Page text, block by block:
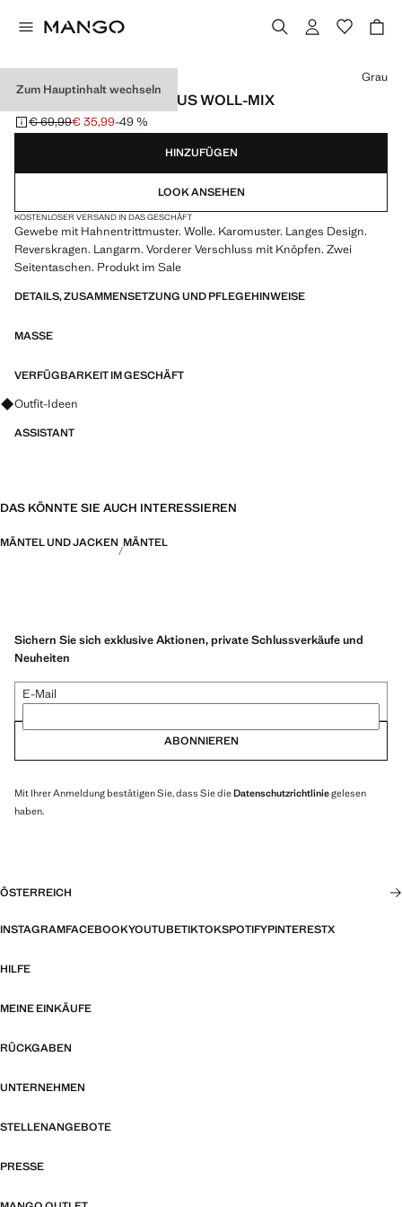
Zum Hauptinhalt wechseln
KARIERTER MANTEL AUS WOLL-MIX
Ausgangspreis durchgestrichen [€ 69,99 ]
€ 69,99
Aktueller Preis [€ 35,99 ]
€ 35,99-49 %
Wählen Sie eine Farbe
Grau
HINZUFÜGEN
LOOK ANSEHEN
KOSTENLOSER VERSAND IN DAS GESCHÄFT
Gewebe mit Hahnentrittmuster. Wolle. Karomuster. Langes Design.
Reverskragen. Langarm. Vorderer Verschluss mit Knöpfen. Zwei
Seitentaschen. Produkt im Sale
DETAILS, ZUSAMMENSETZUNG UND PFLEGEHINWEISE
MASSE
VERFÜGBARKEIT IM GESCHÄFT
Fragen zu Looks, Kleidungsstücken und Trends
Outfit-Ideen
ASSISTANT
DAS KÖNNTE SIE AUCH INTERESSIEREN
MÄNTEL UND JACKEN MÄNTEL
Sichern Sie sich exklusive Aktionen, private Schlussverkäufe und
Neuheiten
E-Mail
ABONNIEREN
Mit Ihrer Anmeldung bestätigen Sie, dass Sie dieDatenschutzrichtliniegelesen
haben.
ÖSTERREICH
INSTAGRAMFACEBOOKYOUTUBETIKTOKSPOTIFYPINTERESTX
HILFE
MEINE EINKÄUFE
RÜCKGABEN
UNTERNEHMEN
STELLENANGEBOTE
PRESSE